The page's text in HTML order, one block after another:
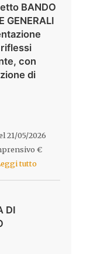
BANDO
GENERALI
con
di
21/05/2026
€
tutto
DI